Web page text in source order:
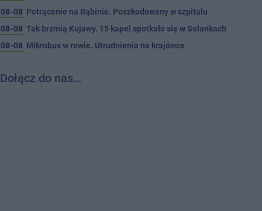
08-08 Potrącenie na Rąbinie. Poszkodowany w szpitalu
08-08 Tak brzmią Kujawy. 15 kapel spotkało się w Solankach
08-08 Mikrobus w rowie. Utrudnienia na krajówce
Dołącz do nas…